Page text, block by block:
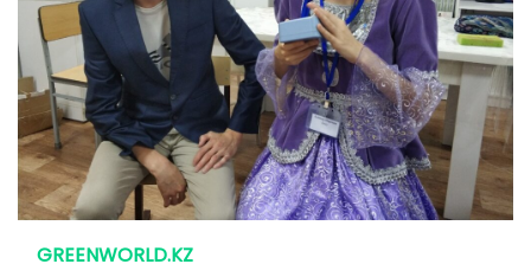
GREENWORLD.KZ